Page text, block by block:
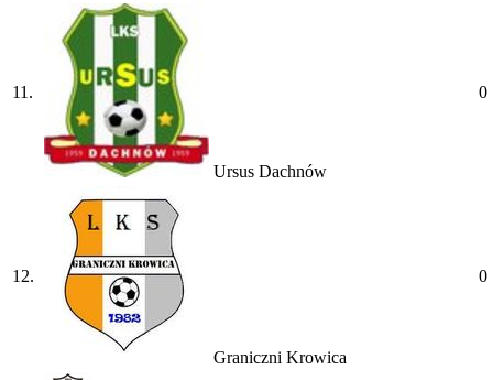
11.
Ursus Dachnów
0
12.
Graniczni Krowica
0